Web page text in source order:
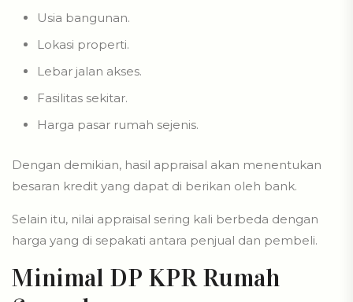
Usia bangunan.
Lokasi properti.
Lebar jalan akses.
Fasilitas sekitar.
Harga pasar rumah sejenis.
Dengan demikian, hasil appraisal akan menentukan
besaran kredit yang dapat di berikan oleh bank.
Selain itu, nilai appraisal sering kali berbeda dengan
harga yang di sepakati antara penjual dan pembeli.
Minimal DP KPR Rumah